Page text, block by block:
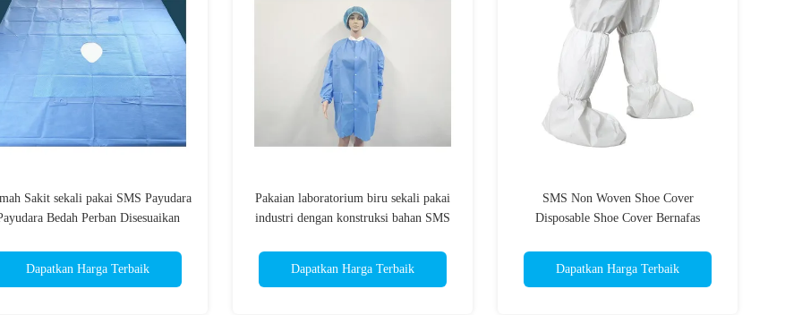
Sakit sekali pakai SMS Payudara
Bedah Perban Disesuaikan
Dapatkan Harga Terbaik
Pakaian laboratorium biru sekali pakai
industri dengan konstruksi bahan SMS
Dapatkan Harga Terbaik
SMS Non Woven Shoe Cover
Disposable Shoe Cover Bernafas
Dapatkan Harga Terbaik